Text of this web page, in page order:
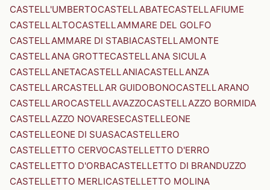
CASTELL'UMBERTOCASTELLABATECASTELLAFIUME
CASTELLALTOCASTELLAMMARE DEL GOLFO
CASTELLAMMARE DI STABIACASTELLAMONTE
CASTELLANA GROTTECASTELLANA SICULA
CASTELLANETACASTELLANIACASTELLANZA
CASTELLARCASTELLAR GUIDOBONOCASTELLARANO
CASTELLAROCASTELLAVAZZOCASTELLAZZO BORMIDA
CASTELLAZZO NOVARESECASTELLEONE
CASTELLEONE DI SUASACASTELLERO
CASTELLETTO CERVOCASTELLETTO D'ERRO
CASTELLETTO D'ORBACASTELLETTO DI BRANDUZZO
CASTELLETTO MERLICASTELLETTO MOLINA